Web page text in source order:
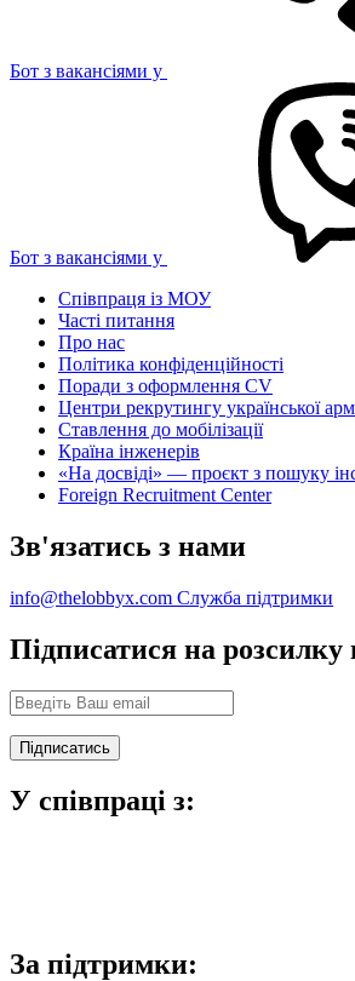
Бот з вакансіями у
Бот з вакансіями у
Співпраця із МОУ
Часті питання
Про нас
Політика конфіденційності
Поради з оформлення CV
Центри рекрутингу української
Ставлення до мобілізації
Країна інженерів
«На досвіді» — проєкт з пошуку
Foreign Recruitment Center
Зв'язатись з нами
info@thelobbyx.com Служба підтримки
Підписатися на розсилку
У співпраці з:
За підтримки: